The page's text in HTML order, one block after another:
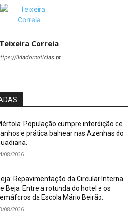
Teixeira Correia
lidadornoticias.pt
População cumpre interdição de
e prática balnear nas Azenhas do
08/2026
Repavimentação da Circular Interna
Beja. Entre a rotunda do hotel e os
da Escola Mário Beirão.
08/2026